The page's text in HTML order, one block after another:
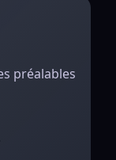
préalables